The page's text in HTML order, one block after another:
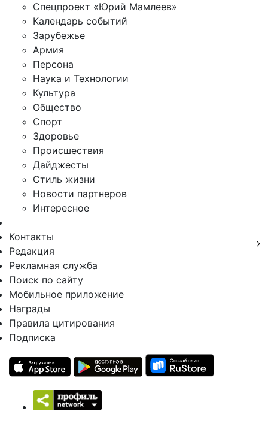
Спецпроект «Юрий Мамлеев»
Календарь событий
Зарубежье
Армия
Персона
Наука и Технологии
Культура
Общество
Спорт
Здоровье
Происшествия
Дайджесты
Стиль жизни
Новости партнеров
Интересное
Контакты
Редакция
Рекламная служба
Поиск по сайту
Мобильное приложение
Награды
Правила цитирования
Подписка